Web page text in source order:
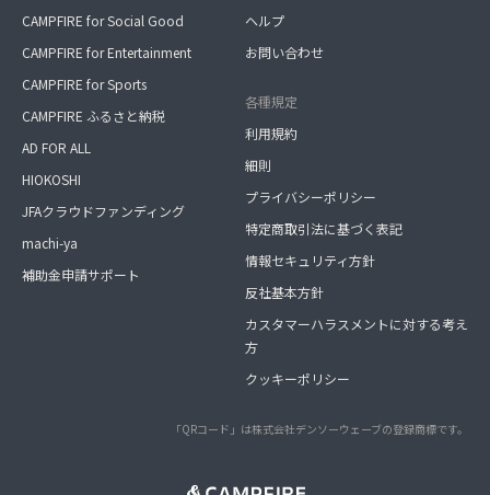
CAMPFIRE for Social Good
CAMPFIRE for Entertainment
CAMPFIRE for Sports
CAMPFIRE ふるさと納税
AD FOR ALL
HIOKOSHI
JFAクラウドファンディング
machi-ya
補助金申請サポート
ヘルプ
お問い合わせ
各種規定
利用規約
細則
プライバシーポリシー
特定商取引法に基づく表記
情報セキュリティ方針
反社基本方針
カスタマーハラスメントに対する考え
方
クッキーポリシー
「QRコード」は株式会社デンソーウェーブの登録商標です。